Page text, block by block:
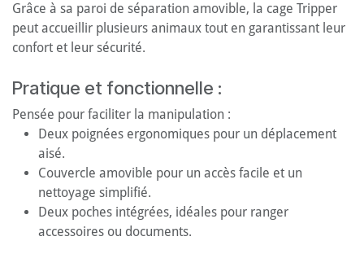
Grâce à sa paroi de séparation amovible, la cage Tripper
peut accueillir plusieurs animaux tout en garantissant leur
confort et leur sécurité.
Pratique et fonctionnelle :
Pensée pour faciliter la manipulation :
Deux poignées ergonomiques pour un déplacement
aisé.
Couvercle amovible pour un accès facile et un
nettoyage simplifié.
Deux poches intégrées, idéales pour ranger
accessoires ou documents.